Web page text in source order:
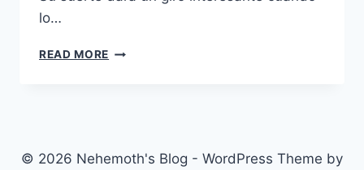
lo…
READ MORE FIGHTING
© 2026 Nehemoth's Blog - WordPress Theme by